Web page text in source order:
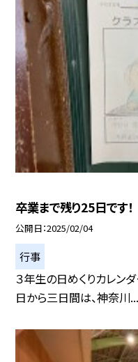
卒業まで残り25日です！
公開日 2025/02/04
行事
３年生の日めくりカレン
日から三日間は、神奈川...